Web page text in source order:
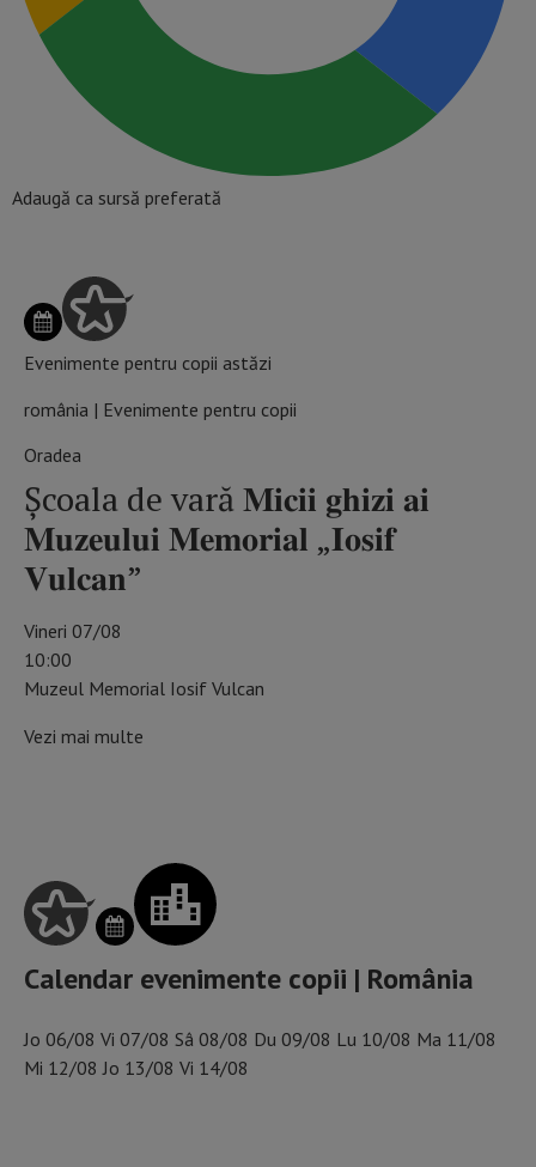
Adaugă ca sursă preferată
Evenimente pentru copii astăzi
românia | Evenimente pentru copii
Oradea
Școala de vară 𝐌𝐢𝐜𝐢𝐢 𝐠𝐡𝐢𝐳𝐢 𝐚𝐢
𝐌𝐮𝐳𝐞𝐮𝐥𝐮𝐢 𝐌𝐞𝐦𝐨𝐫𝐢𝐚𝐥 „𝐈𝐨𝐬𝐢𝐟
𝐕𝐮𝐥𝐜𝐚𝐧”
Vineri 07/08
10:00
Muzeul Memorial Iosif Vulcan
Vezi mai multe
Calendar evenimente copii | România
Jo 06/08 Vi 07/08 Sâ 08/08 Du 09/08 Lu 10/08 Ma 11/08
Mi 12/08 Jo 13/08 Vi 14/08